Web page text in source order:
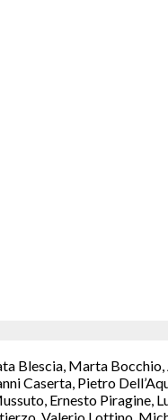
Blescia, Marta
Caserta, Pietro
Ernesto Piragine,